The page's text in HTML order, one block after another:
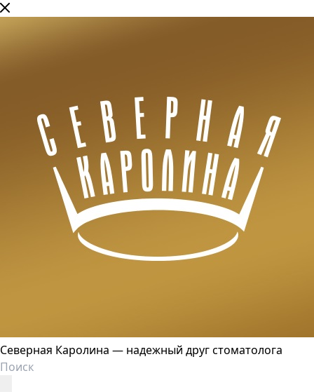
Северная Каролина — надежный друг стоматолога